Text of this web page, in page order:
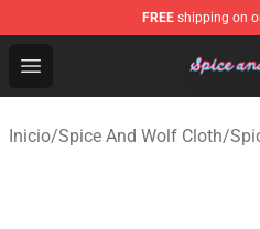
FREE shipping on
Open menu
Spice And Wolf Store -
Inicio/Spice And Wolf Cloth/